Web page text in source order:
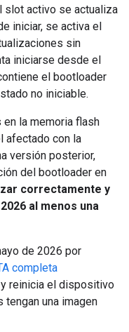
slot activo se actualiza
iniciar, se activa el
sin
iniciarse desde el
el bootloader
no iniciable.
la memoria flash
afectado con la
versión posterior,
del bootloader en
correctamente y
al menos una
de 2026 por
completa
reinicia el dispositivo
una imagen